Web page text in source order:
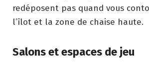
redéposent pas quand vous
l’îlot et la zone de chaise haute.
Salons et espaces de jeu